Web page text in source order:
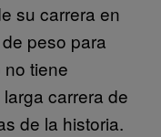
su carrera en
peso para
tiene
carrera de
de la historia.